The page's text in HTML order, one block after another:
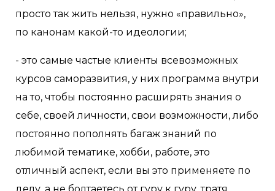
просто так жить нельзя, нужно «правильно»,
по канонам какой-то идеологии;
- это самые частые клиенты всевозможных
курсов саморазвития, у них программа внутри
на то, чтобы постоянно расширять знания о
себе, своей личности, свои возможности, либо
постоянно пополнять багаж знаний по
любимой тематике, хобби, работе, это
отличный аспект, если вы это применяете по